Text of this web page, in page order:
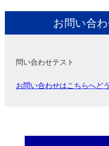
お問い合
問い合わせテスト
お問い合わせはこちらへど